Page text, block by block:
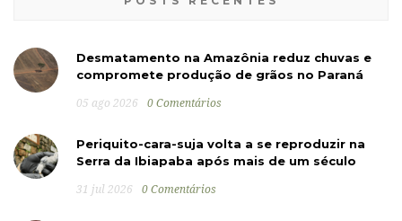
Desmatamento na Amazônia reduz chuvas e
compromete produção de grãos no Paraná
05 ago 2026 0 Comentários
Periquito-cara-suja volta a se reproduzir na
Serra da Ibiapaba após mais de um século
31 jul 2026 0 Comentários